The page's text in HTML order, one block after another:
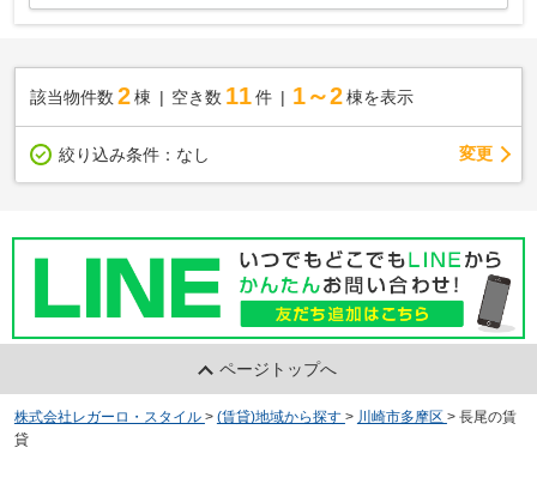
該当物件数 2棟 空き数 11 件 1～2 棟を表示
絞り込み条件： なし 変更
ページトップへ
株式会社レガーロ・スタイル > (賃貸)地域から探す > 川崎市多摩区 > 長尾の賃
貸